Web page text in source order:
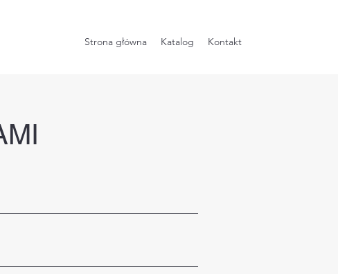
Strona główna Katalog Kontakt